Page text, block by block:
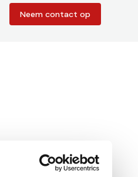
Neem contact op